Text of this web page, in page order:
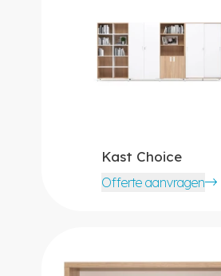
Kast Choice
Offerte aanvragen